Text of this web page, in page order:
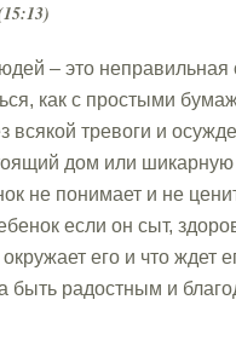
– это неправильная
как с простыми
тревоги и
дом или
не понимает и не
если он сыт,
его и что
радостным и